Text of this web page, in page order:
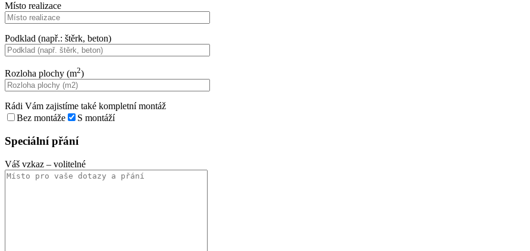
Místo realizace
Podklad (např.: štěrk, beton)
Rozloha plochy (m2)
Rádi Vám zajistíme také kompletní montáž
Bez montáže
S montáží
Speciální přání
Váš vzkaz – volitelné